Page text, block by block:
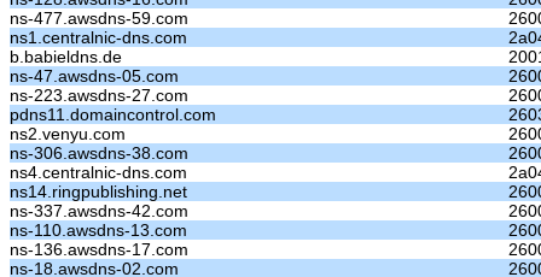
ns-477.awsdns-59.com
ns1.centralnic-dns.com
b.babieldns.de
ns-47.awsdns-05.com
ns-223.awsdns-27.com
pdns11.domaincontrol.com
ns2.venyu.com
ns-306.awsdns-38.com
ns4.centralnic-dns.com
ns14.ringpublishing.net
ns-337.awsdns-42.com
ns-110.awsdns-13.com
ns-136.awsdns-17.com
ns-18.awsdns-02.com